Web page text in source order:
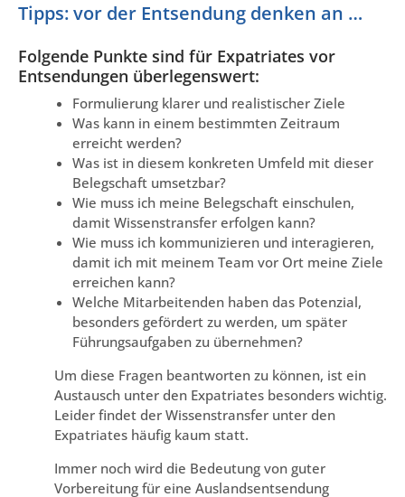
Tipps: vor der Entsendung denken an …
Folgende Punkte sind für Expatriates vor
Entsendungen überlegenswert:
Formulierung klarer und realistischer Ziele
Was kann in einem bestimmten Zeitraum
erreicht werden?
Was ist in diesem konkreten Umfeld mit dieser
Belegschaft umsetzbar?
Wie muss ich meine Belegschaft einschulen,
damit Wissenstransfer erfolgen kann?
Wie muss ich kommunizieren und interagieren,
damit ich mit meinem Team vor Ort meine Ziele
erreichen kann?
Welche Mitarbeitenden haben das Potenzial,
besonders gefördert zu werden, um später
Führungsaufgaben zu übernehmen?
Um diese Fragen beantworten zu können, ist ein
Austausch unter den Expatriates besonders wichtig.
Leider findet der Wissenstransfer unter den
Expatriates häufig kaum statt.
Immer noch wird die Bedeutung von guter
Vorbereitung für eine Auslandsentsendung